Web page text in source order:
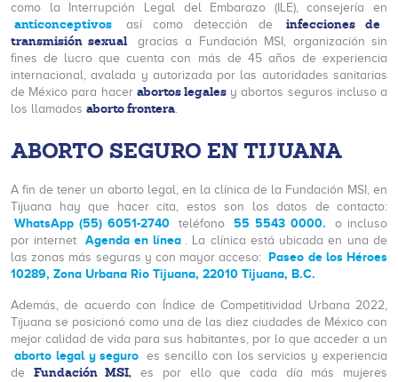
como la Interrupción Legal del Embarazo (ILE), consejería en
anticonceptivos así como detección de
infecciones de
transmisión sexual
gracias a Fundación MSI, organización sin
fines de lucro que cuenta con más de 45 años de experiencia
internacional, avalada y autorizada por las autoridades sanitarias
de México para hacer abortos legales y abortos seguros incluso a
los llamados aborto frontera.
ABORTO SEGURO EN TIJUANA
A fin de tener un aborto legal, en la clínica de la Fundación MSI, en
Tijuana hay que hacer cita, estos son los datos de contacto:
WhatsApp (55) 6051-2740 teléfono 55 5543 0000.
o incluso
por internet
Agenda en línea . La clínica está ubicada en una de
las zonas más seguras y con mayor acceso:
Paseo de los Héroes
10289, Zona Urbana Rio Tijuana, 22010 Tijuana, B.C.
Además, de acuerdo con Índice de Competitividad Urbana 2022,
Tijuana se posicionó como una de las diez ciudades de México con
mejor calidad de vida para sus habitantes, por lo que acceder a un
aborto legal y seguro es sencillo con los servicios y experiencia
de Fundación MSI, es por ello que cada día más mujeres